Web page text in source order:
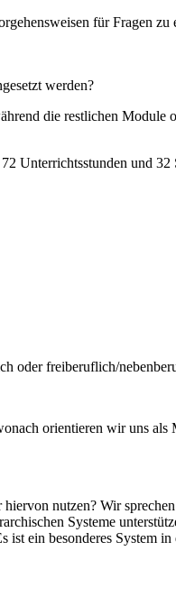
für Fragen
werden?
die restlichen
Unterrichtsstunden und
oder freiberuflich/
orientieren wir uns
nutzen? Wir
Systeme
ein besonderes System